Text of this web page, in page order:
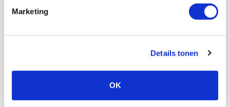
Marketing
Details tonen
OK
Blogs
Servische maffiabaas in grauwe bak
en feesten met Tadic